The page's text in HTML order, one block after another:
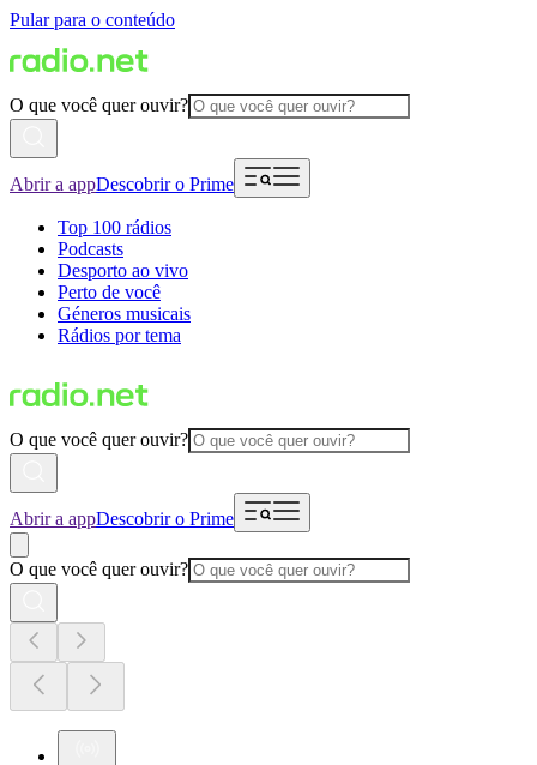
Pular para o conteúdo
O que você quer ouvir?
Abrir a appDescobrir o Prime
Top 100 rádios
Podcasts
Desporto ao vivo
Perto de você
Géneros musicais
Rádios por tema
O que você quer ouvir?
Abrir a appDescobrir o Prime
O que você quer ouvir?